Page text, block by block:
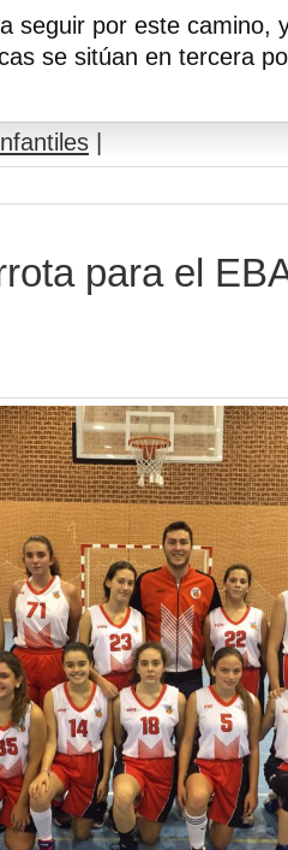
seguir por este camino,
se sitúan en tercera
para el